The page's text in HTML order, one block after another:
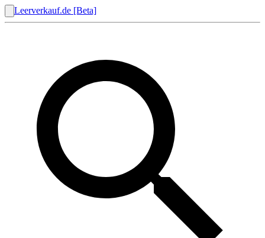
Leerverkauf.de [Beta]